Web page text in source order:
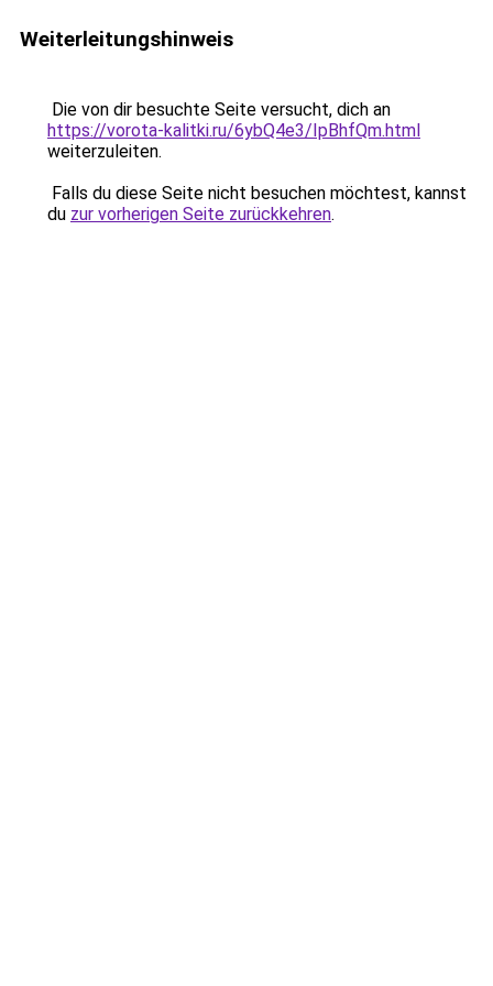
Weiterleitungshinweis
Die von dir besuchte Seite versucht, dich an
https://vorota-kalitki.ru/6ybQ4e3/IpBhfQm.html
weiterzuleiten.
Falls du diese Seite nicht besuchen möchtest, kannst
du zur vorherigen Seite zurückkehren.